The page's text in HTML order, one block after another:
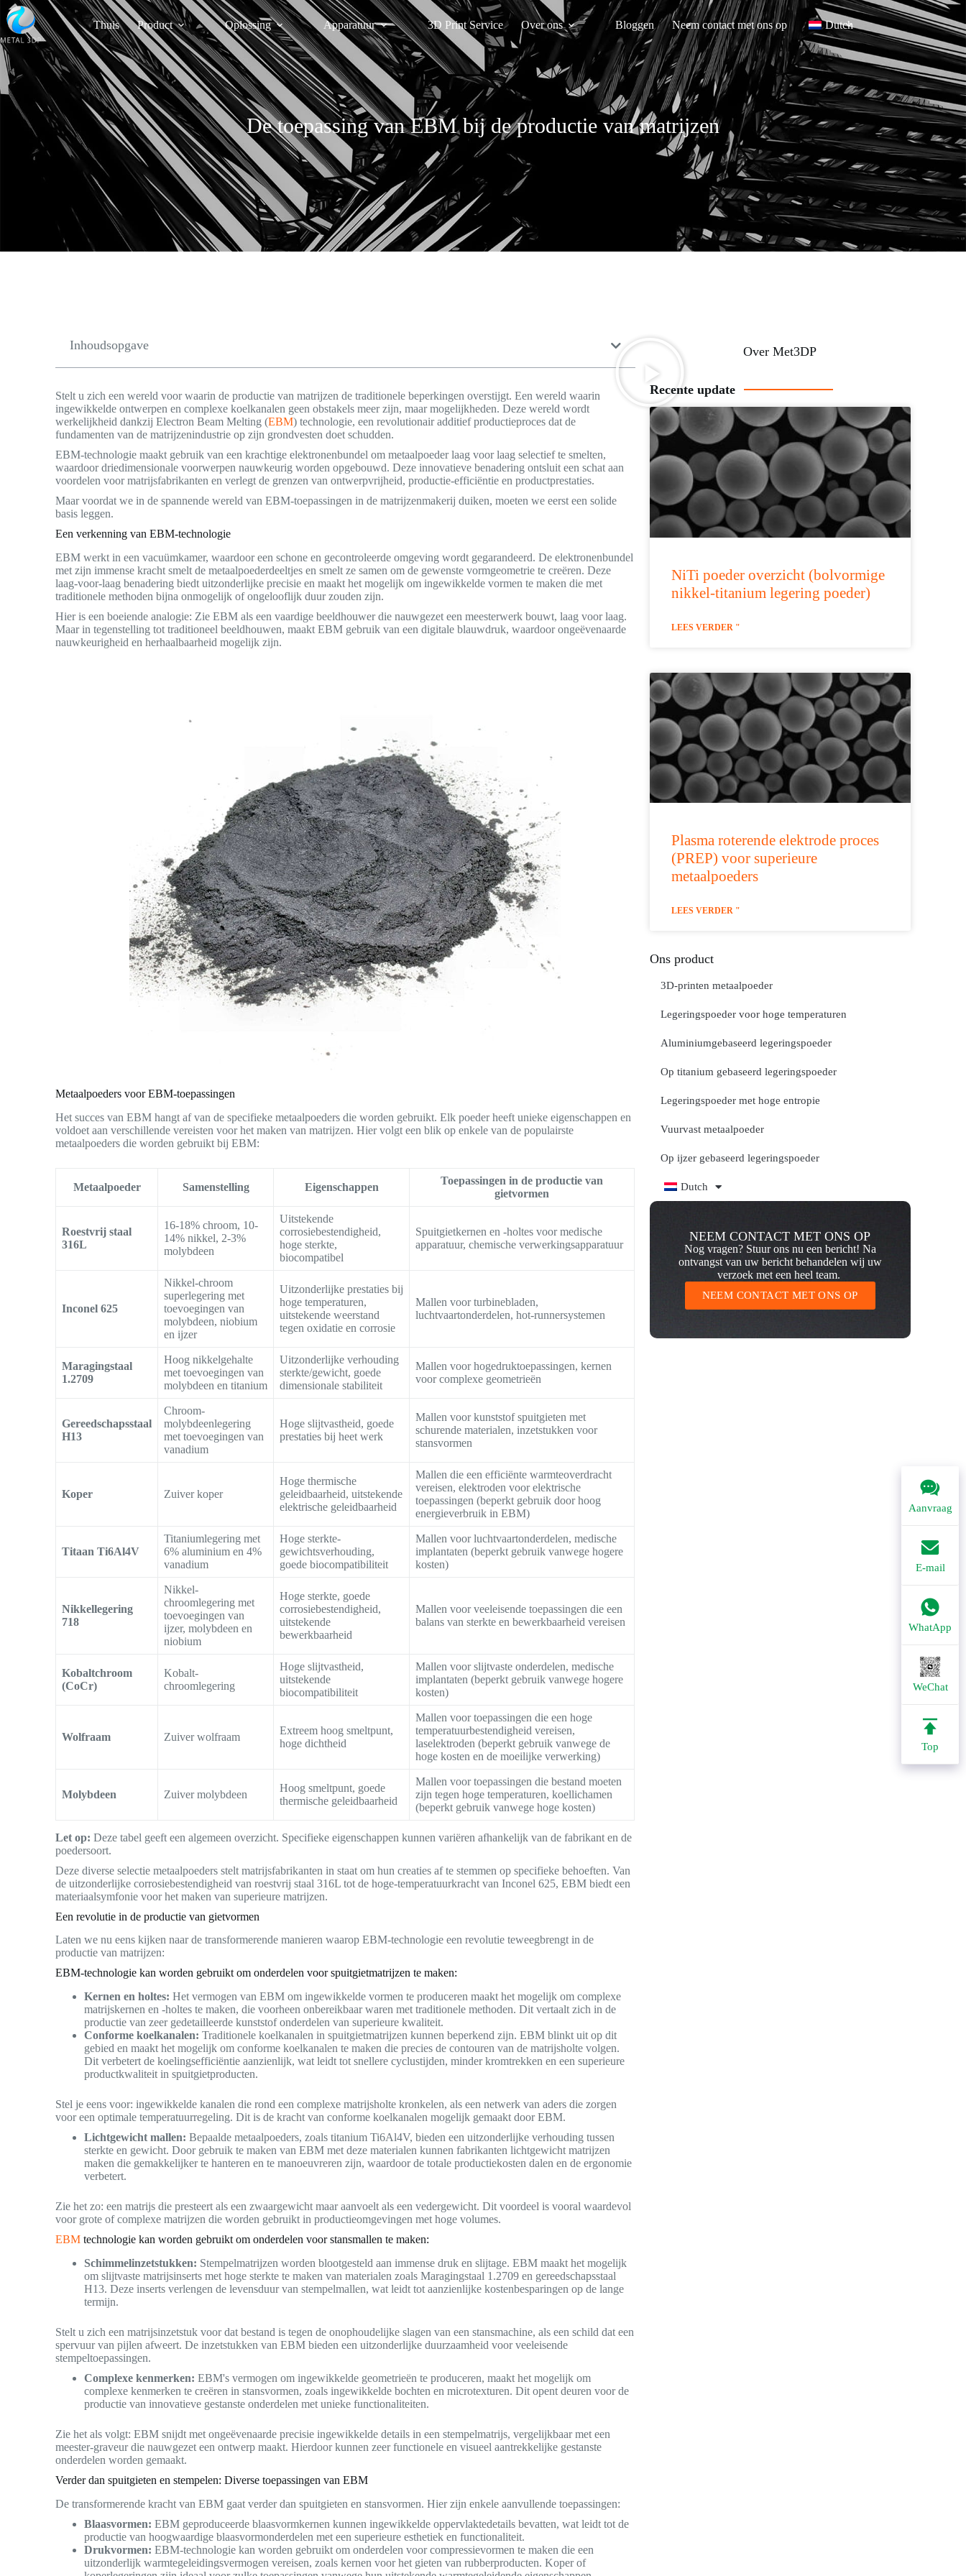
Thuis Product Oplossing Apparatuur 3D Print Service Over ons Bloggen Neem contact met ons op Dutch
Aanvraag
E-mail
WhatApp
WeChat
Top
De toepassing van EBM bij de productie van matrijzen
Inhoudsopgave
Stelt u zich een wereld voor waarin de productie van matrijzen de traditionele beperkingen overstijgt. Een wereld waarin
ingewikkelde ontwerpen en complexe koelkanalen geen obstakels meer zijn, maar mogelijkheden. Deze wereld wordt
werkelijkheid dankzij Electron Beam Melting (EBM) technologie, een revolutionair additief productieproces dat de
fundamenten van de matrijzenindustrie op zijn grondvesten doet schudden.
EBM-technologie maakt gebruik van een krachtige elektronenbundel om metaalpoeder laag voor laag selectief te smelten,
waardoor driedimensionale voorwerpen nauwkeurig worden opgebouwd. Deze innovatieve benadering ontsluit een schat aan
voordelen voor matrijsfabrikanten en verlegt de grenzen van ontwerpvrijheid, productie-efficiëntie en productprestaties.
Maar voordat we in de spannende wereld van EBM-toepassingen in de matrijzenmakerij duiken, moeten we eerst een solide
basis leggen.
Een verkenning van EBM-technologie
EBM werkt in een vacuümkamer, waardoor een schone en gecontroleerde omgeving wordt gegarandeerd. De elektronenbundel
met zijn immense kracht smelt de metaalpoederdeeltjes en smelt ze samen om de gewenste vormgeometrie te creëren. Deze
laag-voor-laag benadering biedt uitzonderlijke precisie en maakt het mogelijk om ingewikkelde vormen te maken die met
traditionele methoden bijna onmogelijk of ongelooflijk duur zouden zijn.
Hier is een boeiende analogie: Zie EBM als een vaardige beeldhouwer die nauwgezet een meesterwerk bouwt, laag voor laag.
Maar in tegenstelling tot traditioneel beeldhouwen, maakt EBM gebruik van een digitale blauwdruk, waardoor ongeëvenaarde
nauwkeurigheid en herhaalbaarheid mogelijk zijn.
Metaalpoeders voor EBM-toepassingen
Het succes van EBM hangt af van de specifieke metaalpoeders die worden gebruikt. Elk poeder heeft unieke eigenschappen en
voldoet aan verschillende vereisten voor het maken van matrijzen. Hier volgt een blik op enkele van de populairste
metaalpoeders die worden gebruikt bij EBM:
Metaalpoeder Samenstelling Eigenschappen
Toepassingen in de productie van
gietvormen
Roestvrij staal
316L
16-18% chroom, 10-
14% nikkel, 2-3%
molybdeen
Uitstekende
corrosiebestendigheid,
hoge sterkte,
biocompatibel
Spuitgietkernen en -holtes voor medische
apparatuur, chemische verwerkingsapparatuur
Inconel 625
Nikkel-chroom
superlegering met
toevoegingen van
molybdeen, niobium
en ijzer
Uitzonderlijke prestaties bij
hoge temperaturen,
uitstekende weerstand
tegen oxidatie en corrosie
Mallen voor turbinebladen,
luchtvaartonderdelen, hot-runnersystemen
Maragingstaal
1.2709
Hoog nikkelgehalte
met toevoegingen van
molybdeen en titanium
Uitzonderlijke verhouding
sterkte/gewicht, goede
dimensionale stabiliteit
Mallen voor hogedruktoepassingen, kernen
voor complexe geometrieën
Gereedschapsstaal
H13
Chroom-
molybdeenlegering
met toevoegingen van
vanadium
Hoge slijtvastheid, goede
prestaties bij heet werk
Mallen voor kunststof spuitgieten met
schurende materialen, inzetstukken voor
stansvormen
Koper Zuiver koper
Hoge thermische
geleidbaarheid, uitstekende
elektrische geleidbaarheid
Mallen die een efficiënte warmteoverdracht
vereisen, elektroden voor elektrische
toepassingen (beperkt gebruik door hoog
energieverbruik in EBM)
Titaan Ti6Al4V
Titaniumlegering met
6% aluminium en 4%
vanadium
Hoge sterkte-
gewichtsverhouding,
goede biocompatibiliteit
Mallen voor luchtvaartonderdelen, medische
implantaten (beperkt gebruik vanwege hogere
kosten)
Nikkellegering
718
Nikkel-
chroomlegering met
toevoegingen van
ijzer, molybdeen en
niobium
Hoge sterkte, goede
corrosiebestendigheid,
uitstekende
bewerkbaarheid
Mallen voor veeleisende toepassingen die een
balans van sterkte en bewerkbaarheid vereisen
Kobaltchroom
(CoCr)
Kobalt-
chroomlegering
Hoge slijtvastheid,
uitstekende
biocompatibiliteit
Mallen voor slijtvaste onderdelen, medische
implantaten (beperkt gebruik vanwege hogere
kosten)
Wolfraam Zuiver wolfraam
Extreem hoog smeltpunt,
hoge dichtheid
Mallen voor toepassingen die een hoge
temperatuurbestendigheid vereisen,
laselektroden (beperkt gebruik vanwege de
hoge kosten en de moeilijke verwerking)
Molybdeen Zuiver molybdeen
Hoog smeltpunt, goede
thermische geleidbaarheid
Mallen voor toepassingen die bestand moeten
zijn tegen hoge temperaturen, koellichamen
(beperkt gebruik vanwege hoge kosten)
Let op: Deze tabel geeft een algemeen overzicht. Specifieke eigenschappen kunnen variëren afhankelijk van de fabrikant en de
poedersoort.
Deze diverse selectie metaalpoeders stelt matrijsfabrikanten in staat om hun creaties af te stemmen op specifieke behoeften. Van
de uitzonderlijke corrosiebestendigheid van roestvrij staal 316L tot de hoge-temperatuurkracht van Inconel 625, EBM biedt een
materiaalsymfonie voor het maken van superieure matrijzen.
Een revolutie in de productie van gietvormen
Laten we nu eens kijken naar de transformerende manieren waarop EBM-technologie een revolutie teweegbrengt in de
productie van matrijzen:
EBM-technologie kan worden gebruikt om onderdelen voor spuitgietmatrijzen te maken:
Kernen en holtes: Het vermogen van EBM om ingewikkelde vormen te produceren maakt het mogelijk om complexe
matrijskernen en -holtes te maken, die voorheen onbereikbaar waren met traditionele methoden. Dit vertaalt zich in de
productie van zeer gedetailleerde kunststof onderdelen van superieure kwaliteit.
Conforme koelkanalen: Traditionele koelkanalen in spuitgietmatrijzen kunnen beperkend zijn. EBM blinkt uit op dit
gebied en maakt het mogelijk om conforme koelkanalen te maken die precies de contouren van de matrijsholte volgen.
Dit verbetert de koelingsefficiëntie aanzienlijk, wat leidt tot snellere cyclustijden, minder kromtrekken en een superieure
productkwaliteit in spuitgietproducten.
Stel je eens voor: ingewikkelde kanalen die rond een complexe matrijsholte kronkelen, als een netwerk van aders die zorgen
voor een optimale temperatuurregeling. Dit is de kracht van conforme koelkanalen mogelijk gemaakt door EBM.
Lichtgewicht mallen: Bepaalde metaalpoeders, zoals titanium Ti6Al4V, bieden een uitzonderlijke verhouding tussen
sterkte en gewicht. Door gebruik te maken van EBM met deze materialen kunnen fabrikanten lichtgewicht matrijzen
maken die gemakkelijker te hanteren en te manoeuvreren zijn, waardoor de totale productiekosten dalen en de ergonomie
verbetert.
Zie het zo: een matrijs die presteert als een zwaargewicht maar aanvoelt als een vedergewicht. Dit voordeel is vooral waardevol
voor grote of complexe matrijzen die worden gebruikt in productieomgevingen met hoge volumes.
EBM technologie kan worden gebruikt om onderdelen voor stansmallen te maken:
Schimmelinzetstukken: Stempelmatrijzen worden blootgesteld aan immense druk en slijtage. EBM maakt het mogelijk
om slijtvaste matrijsinserts met hoge sterkte te maken van materialen zoals Maragingstaal 1.2709 en gereedschapsstaal
H13. Deze inserts verlengen de levensduur van stempelmallen, wat leidt tot aanzienlijke kostenbesparingen op de lange
termijn.
Stelt u zich een matrijsinzetstuk voor dat bestand is tegen de onophoudelijke slagen van een stansmachine, als een schild dat een
spervuur van pijlen afweert. De inzetstukken van EBM bieden een uitzonderlijke duurzaamheid voor veeleisende
stempeltoepassingen.
Complexe kenmerken: EBM's vermogen om ingewikkelde geometrieën te produceren, maakt het mogelijk om
complexe kenmerken te creëren in stansvormen, zoals ingewikkelde bochten en microtexturen. Dit opent deuren voor de
productie van innovatieve gestanste onderdelen met unieke functionaliteiten.
Zie het als volgt: EBM snijdt met ongeëvenaarde precisie ingewikkelde details in een stempelmatrijs, vergelijkbaar met een
meester-graveur die nauwgezet een ontwerp maakt. Hierdoor kunnen zeer functionele en visueel aantrekkelijke gestanste
onderdelen worden gemaakt.
Verder dan spuitgieten en stempelen: Diverse toepassingen van EBM
De transformerende kracht van EBM gaat verder dan spuitgieten en stansvormen. Hier zijn enkele aanvullende toepassingen:
Blaasvormen: EBM geproduceerde blaasvormkernen kunnen ingewikkelde oppervlaktedetails bevatten, wat leidt tot de
productie van hoogwaardige blaasvormonderdelen met een superieure esthetiek en functionaliteit.
Drukvormen: EBM-technologie kan worden gebruikt om onderdelen voor compressievormen te maken die een
uitzonderlijk warmtegeleidingsvermogen vereisen, zoals kernen voor het gieten van rubberproducten. Koper of
Over Met3DP
Recente update
NiTi poeder overzicht (bolvormige
nikkel-titanium legering poeder)
LEES VERDER "
Plasma roterende elektrode proces
(PREP) voor superieure
metaalpoeders
LEES VERDER "
Ons product
3D-printen metaalpoeder
Legeringspoeder voor hoge temperaturen
Aluminiumgebaseerd legeringspoeder
Op titanium gebaseerd legeringspoeder
Legeringspoeder met hoge entropie
Vuurvast metaalpoeder
Op ijzer gebaseerd legeringspoeder
Dutch
NEEM CONTACT MET ONS OP
Nog vragen? Stuur ons nu een bericht! Na
ontvangst van uw bericht behandelen wij uw
verzoek met een heel team.
NEEM CONTACT MET ONS OP